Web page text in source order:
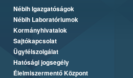
Nébih Igazgatóságok
Nébih Laboratóriumok
Kormányhivatalok
Sajtókapcsolat
Ügyfélszolgálat
Hatósági jogsegély
Élelmiszermentő Központ